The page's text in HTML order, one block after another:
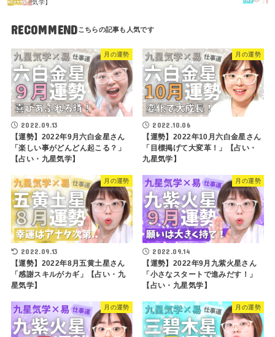
気学】
RECOMMEND
月の運勢
2022.09.13
【運勢】2022年9月六白金星さん
「楽しい事がどんどん起こる？」
【占い・九星気学】
月の運勢
2022.10.06
【運勢】2022年10月六白金星さん
「目標掲げて大変革！」【占い・
九星気学】
月の運勢
2022.09.13
【運勢】2022年8月五黄土星さん
「感謝スキルがカギ」【占い・九
星気学】
月の運勢
2022.09.14
【運勢】2022年9月九紫火星さん
「小さなスタートで進みだす！」
【占い・九星気学】
月の運勢 月の運勢